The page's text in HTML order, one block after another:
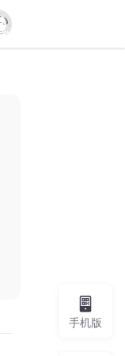
手机版